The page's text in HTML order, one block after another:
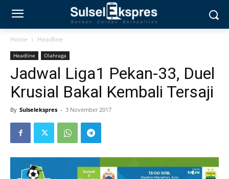
Home Headline
Headline Olahraga
Jadwal Liga1 Pekan-33, Duel
Krusial Bakal Kembali Tersaji
By Sulselekspres - 3 November 2017